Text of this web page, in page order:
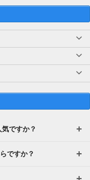
用！
間は
ですか？
ですか？